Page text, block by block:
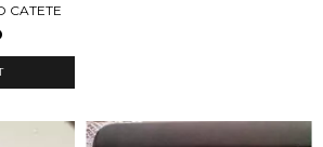
CATETE